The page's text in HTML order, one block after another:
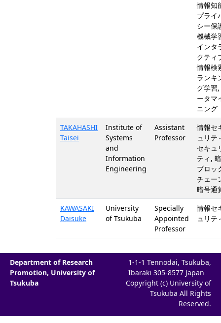
情報知
プライ
シー保
機械学
インタ
クティ
情報検
ランキ
グ学習
ータマ
ニング
TAKAHASHI
Taisei
Institute of
Systems
and
Information
Engineering
Assistant
Professor
情報セ
ュリテ
セキュ
ティ,
ブロッ
チェー
暗号通
KAWASAKI
Daisuke
University
of Tsukuba
Specially
Appointed
Professor
情報セ
ュリテ
Department of Research
Promotion, University of
Tsukuba
1-1-1 Tennodai, Tsukuba,
Ibaraki 305-8577 Japan
Copyright (c) University of
Tsukuba All Rights
Reserved.